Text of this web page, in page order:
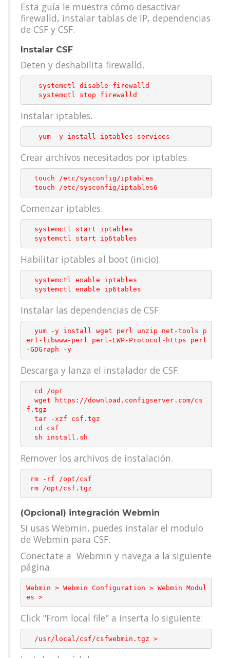
Esta guía le muestra cómo desactivar
firewalld, instalar tablas de IP, dependencias
de CSF y CSF.
Instalar CSF
Deten y deshabilita firewalld.
Instalar iptables.
Crear archivos necesitados por iptables.
Comenzar iptables.
Habilitar iptables al boot (inicio).
Instalar las dependencias de CSF.
erl-libwww-perl perl-LWP-Protocol-https perl
-GDGraph -y
Descarga y lanza el instalador de CSF.
f.tgz
Remover los archivos de instalación.
rm /opt/csf.tgz
(Opcional) integración Webmin
Si usas Webmin, puedes instalar el modulo
de Webmin para CSF.
Conectate a Webmin y navega a la siguiente
página.
Webmin > Webmin Configuration > Webmin Modul
es >
Click "From local file" a inserta lo siguiente:
  /usr/local/csf/csfwebmin.tgz >